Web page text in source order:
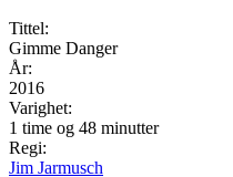
Tittel:
Gimme Danger
År:
2016
Varighet:
1 time og 48 minutter
Regi:
Jim Jarmusch